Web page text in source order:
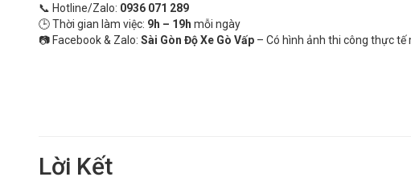
📞 Hotline/Zalo: 0936 071 289
🕒 Thời gian làm việc: 9h – 19h mỗi ngày
📷 Facebook & Zalo: Sài Gòn Độ Xe Gò Vấp– Có hình ảnh thi công thực tế
Lời Kết